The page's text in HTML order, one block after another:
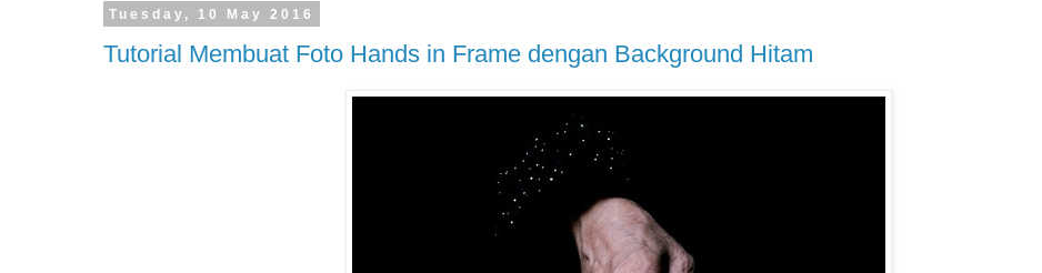
Tuesday, 10 May 2016
Tutorial Membuat Foto Hands in Frame dengan Background Hitam